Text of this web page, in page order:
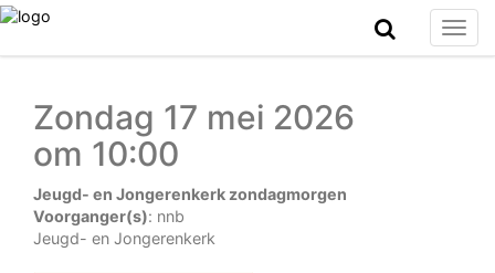
Zondag 17 mei 2026
om 10:00
Jeugd- en Jongerenkerk zondagmorgen
Voorganger(s): nnb
Jeugd- en Jongerenkerk